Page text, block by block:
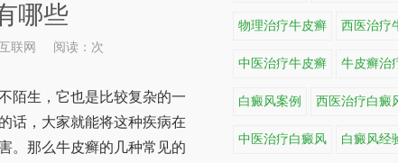
哪些
联网 阅读： 次
生，它也是比较复杂的一
话，大家就能将这种疾病在
。那么牛皮癣的几种常见的
物理治疗牛皮癣 西医治疗
中医治疗牛皮癣 牛皮癣治
白癜风案例 西医治疗白癜
中医治疗白癜风 白癜风经